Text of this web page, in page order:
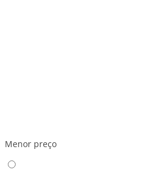
Menor preço